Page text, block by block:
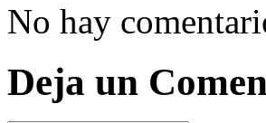
No hay
Deja un